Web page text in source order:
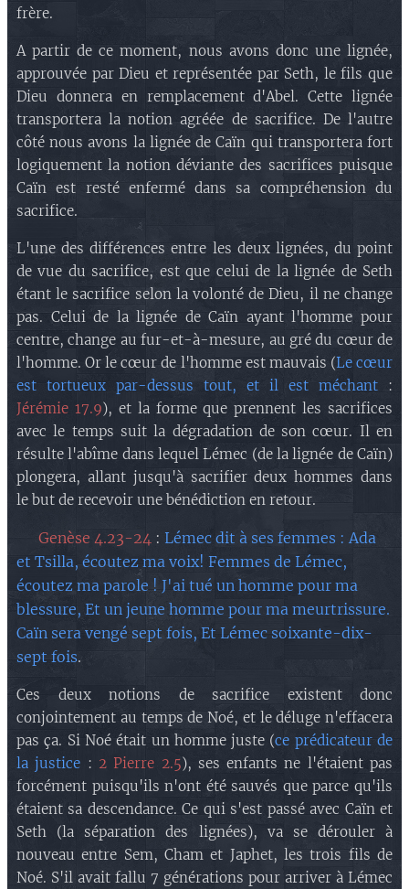
frère.
A partir de ce moment, nous avons donc une lignée,
approuvée par Dieu et représentée par Seth, le fils que
Dieu donnera en remplacement d'Abel. Cette lignée
transportera la notion agréée de sacrifice. De l'autre
côté nous avons la lignée de Caïn qui transportera fort
logiquement la notion déviante des sacrifices puisque
Caïn est resté enfermé dans sa compréhension du
sacrifice.
L'une des différences entre les deux lignées, du point
de vue du sacrifice, est que celui de la lignée de Seth
étant le sacrifice selon la volonté de Dieu, il ne change
pas. Celui de la lignée de Caïn ayant l'homme pour
centre, change au fur-et-à-mesure, au gré du cœur de
l'homme. Or le cœur de l'homme est mauvais (Le cœur
est tortueux par-dessus tout, et il est méchant :
Jérémie 17.9), et la forme que prennent les sacrifices
avec le temps suit la dégradation de son cœur. Il en
résulte l'abîme dans lequel Lémec (de la lignée de Caïn)
plongera, allant jusqu'à sacrifier deux hommes dans
le but de recevoir une bénédiction en retour.
🔘 Genèse 4.23-24 : Lémec dit à ses femmes : Ada
et Tsilla, écoutez ma voix! Femmes de Lémec,
écoutez ma parole ! J'ai tué un homme pour ma
blessure, Et un jeune homme pour ma meurtrissure.
Caïn sera vengé sept fois, Et Lémec soixante-dix-
sept fois.
Ces deux notions de sacrifice existent donc
conjointement au temps de Noé, et le déluge n'effacera
pas ça. Si Noé était un homme juste (ce prédicateur de
la justice : 2 Pierre 2.5), ses enfants ne l'étaient pas
forcément puisqu'ils n'ont été sauvés que parce qu'ils
étaient sa descendance. Ce qui s'est passé avec Caïn et
Seth (la séparation des lignées), va se dérouler à
nouveau entre Sem, Cham et Japhet, les trois fils de
Noé. S'il avait fallu 7 générations pour arriver à Lémec